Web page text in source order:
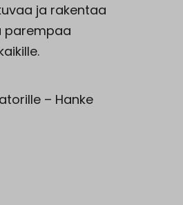
ja rakentaa
parempaa
– Hanke